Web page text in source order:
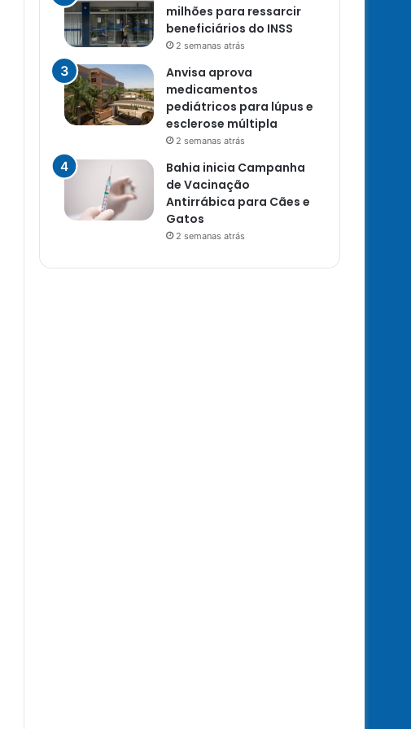
milhões para ressarcir
beneficiários do INSS
2 semanas atrás
Anvisa aprova
medicamentos
pediátricos para lúpus e
esclerose múltipla
2 semanas atrás
Bahia inicia Campanha
de Vacinação
Antirrábica para Cães e
Gatos
2 semanas atrás